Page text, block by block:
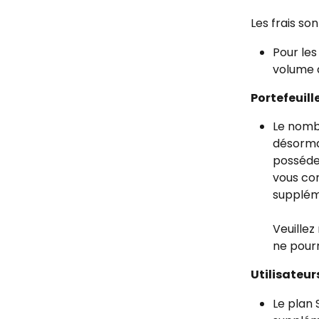
Les frais
Pour
volume
Le
vous
ne
Le plan